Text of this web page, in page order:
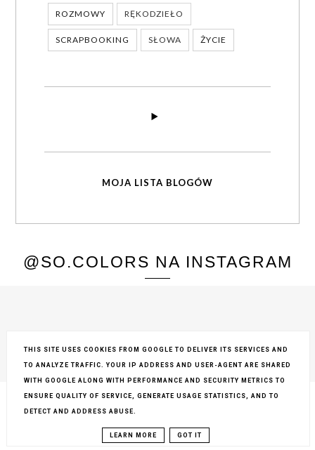
ROZMOWY RĘKODZIEŁO
SCRAPBOOKING SŁOWA ŻYCIE
MOJA LISTA BLOGÓW
@SO.COLORS NA INSTAGRAM
COPYRIGHT ©SO COLORS, BLOGGER
BLOG DESIGN:
THIS SITE USES COOKIES FROM GOOGLE TO DELIVER ITS SERVICES AND
TO ANALYZE TRAFFIC. YOUR IP ADDRESS AND USER-AGENT ARE SHARED
WITH GOOGLE ALONG WITH PERFORMANCE AND SECURITY METRICS TO
ENSURE QUALITY OF SERVICE, GENERATE USAGE STATISTICS, AND TO
DETECT AND ADDRESS ABUSE.
LEARN MORE GOT IT